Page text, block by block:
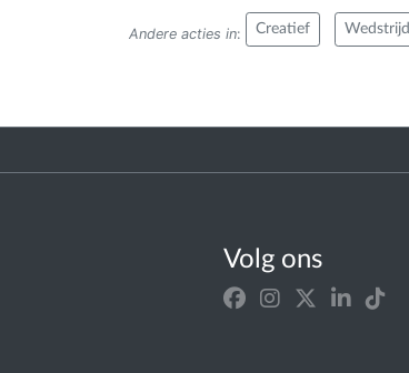
Andere acties in: Creatief Wedstrijd
Volg ons